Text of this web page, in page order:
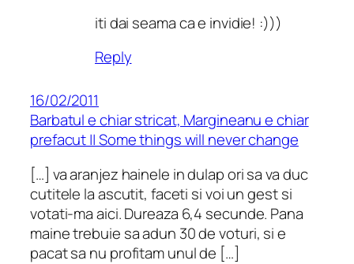
iti dai seama ca e invidie! :)))
Reply
16/02/2011
Barbatul e chiar stricat, Margineanu e chiar
prefacut || Some things will never change
[…] va aranjez hainele in dulap ori sa va duc
cutitele la ascutit, faceti si voi un gest si
votati-ma aici. Dureaza 6,4 secunde. Pana
maine trebuie sa adun 30 de voturi, si e
pacat sa nu profitam unul de […]